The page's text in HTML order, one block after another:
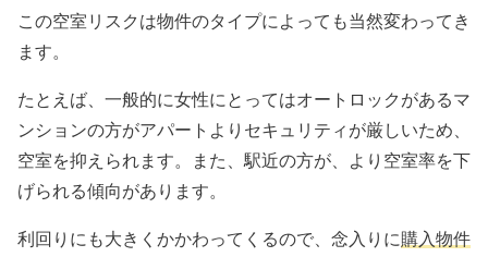
この空室リスクは物件のタイプによっても当然変わってき
ます。
たとえば、一般的に女性にとってはオートロックがあるマ
ンションの方がアパートよりセキュリティが厳しいため、
空室を抑えられます。
また、駅近の方が、より空室率を下
げられる傾向があります。
利回りにも大きくかかわってくるので、念入りに購入物件